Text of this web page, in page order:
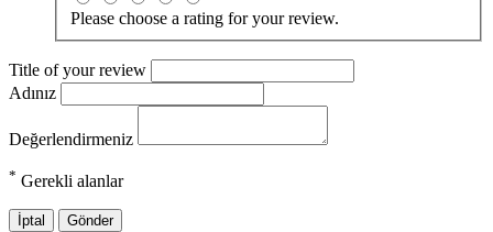
Please choose a rating for your review.
Title of your review
Adınız
Değerlendirmeniz
* Gerekli alanlar
İptal Gönder